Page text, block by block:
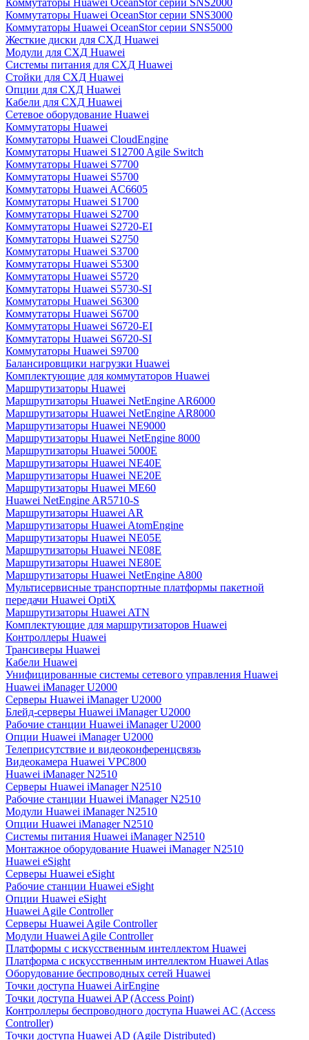
Коммутаторы Huawei OceanStor серии SNS2000
Коммутаторы Huawei OceanStor серии SNS3000
Коммутаторы Huawei OceanStor серии SNS5000
Жесткие диски для СХД Huawei
Модули для СХД Huawei
Системы питания для СХД Huawei
Стойки для СХД Huawei
Опции для СХД Huawei
Кабели для СХД Huawei
Сетевое оборудование Huawei
Коммутаторы Huawei
Коммутаторы Huawei CloudEngine
Коммутаторы Huawei S12700 Agile Switch
Коммутаторы Huawei S7700
Коммутаторы Huawei S5700
Коммутаторы Huawei AC6605
Коммутаторы Huawei S1700
Коммутаторы Huawei S2700
Коммутаторы Huawei S2720-EI
Коммутаторы Huawei S2750
Коммутаторы Huawei S3700
Коммутаторы Huawei S5300
Коммутаторы Huawei S5720
Коммутаторы Huawei S5730-SI
Коммутаторы Huawei S6300
Коммутаторы Huawei S6700
Коммутаторы Huawei S6720-EI
Коммутаторы Huawei S6720-SI
Коммутаторы Huawei S9700
Балансировщики нагрузки Huawei
Комплектующие для коммутаторов Huawei
Маршрутизаторы Huawei
Маршрутизаторы Huawei NetEngine AR6000
Маршрутизаторы Huawei NetEngine AR8000
Маршрутизаторы Huawei NE9000
Маршрутизаторы Huawei NetEngine 8000
Маршрутизаторы Huawei 5000E
Маршрутизаторы Huawei NE40E
Маршрутизаторы Huawei NE20E
Маршрутизаторы Huawei ME60
Huawei NetEngine AR5710-S
Маршрутизаторы Huawei AR
Маршрутизаторы Huawei AtomEngine
Маршрутизаторы Huawei NE05E
Маршрутизаторы Huawei NE08E
Маршрутизаторы Huawei NE80E
Маршрутизаторы Huawei NetEngine A800
Мультисервисные транспортные платформы пакетной
передачи Huawei OptiX
Маршрутизаторы Huawei ATN
Комплектующие для маршрутизаторов Huawei
Контроллеры Huawei
Трансиверы Huawei
Кабели Huawei
Унифицированные системы сетевого управления Huawei
Huawei iManager U2000
Серверы Huawei iManager U2000
Блейд-серверы Huawei iManager U2000
Рабочие станции Huawei iManager U2000
Опции Huawei iManager U2000
Телеприсутствие и видеоконференцсвязь
Видеокамера Huawei VPC800
Huawei iManager N2510
Серверы Huawei iManager N2510
Рабочие станции Huawei iManager N2510
Модули Huawei iManager N2510
Опции Huawei iManager N2510
Системы питания Huawei iManager N2510
Монтажное оборудование Huawei iManager N2510
Huawei eSight
Серверы Huawei eSight
Рабочие станции Huawei eSight
Опции Huawei eSight
Huawei Agile Controller
Серверы Huawei Agile Controller
Модули Huawei Agile Controller
Платформы с искусственным интеллектом Huawei
Платформа с искусственным интеллектом Huawei Atlas
Оборудование беспроводных сетей Huawei
Точки доступа Huawei AirEngine
Точки доступа Huawei AP (Access Point)
Контроллеры беспроводного доступа Huawei AC (Access
Controller)
Точки доступа Huawei AD (Agile Distributed)